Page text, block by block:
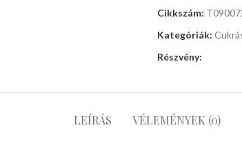
Cikkszám:
Kategóriák:
Részvény:
LEÍRÁS VÉLEMÉNYEK (0)